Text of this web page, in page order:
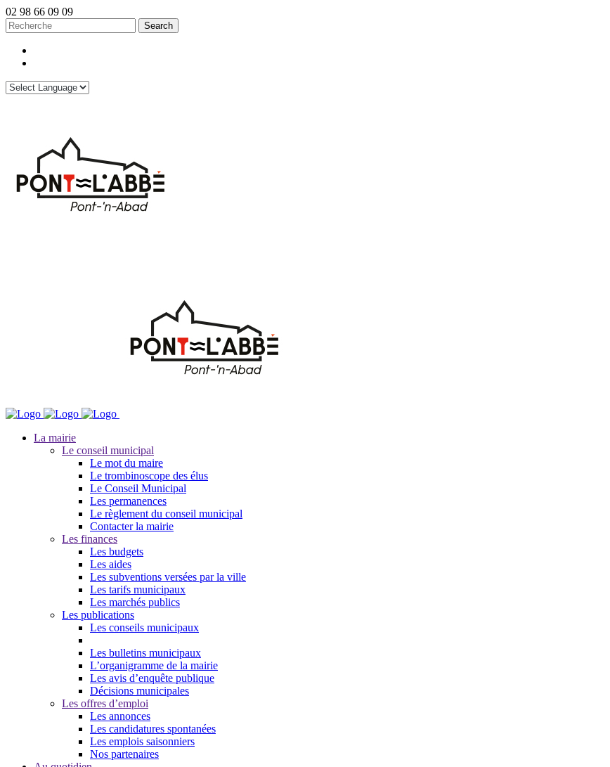
02 98 66 09 09
La mairie
Le conseil municipal
Le mot du maire
Le trombinoscope des élus
Le Conseil Municipal
Les permanences
Le règlement du conseil municipal
Contacter la mairie
Les finances
Les budgets
Les aides
Les subventions versées par la ville
Les tarifs municipaux
Les marchés publics
Les publications
Les conseils municipaux
Les bulletins municipaux
L’organigramme de la mairie
Les avis d’enquête publique
Décisions municipales
Les offres d’emploi
Les annonces
Les candidatures spontanées
Les emplois saisonniers
Nos partenaires